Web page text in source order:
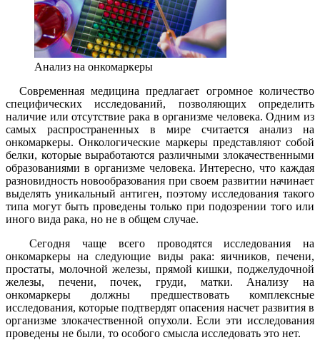
Анализ на онкомаркеры
Современная медицина предлагает огромное количество
специфических исследований, позволяющих определить
наличие или отсутствие рака в организме человека. Одним из
самых распространенных в мире считается анализ на
онкомаркеры. Онкологические маркеры представляют собой
белки, которые выработаются различными злокачественными
образованиями в организме человека. Интересно, что каждая
разновидность новообразования при своем развитии начинает
выделять уникальный антиген, поэтому исследования такого
типа могут быть проведены только при подозрении того или
иного вида рака, но не в общем случае.
Сегодня чаще всего проводятся исследования на
онкомаркеры на следующие виды рака: яичников, печени,
простаты, молочной железы, прямой кишки, поджелудочной
железы, печени, почек, груди, матки. Анализу на
онкомаркеры должны предшествовать комплексные
исследования, которые подтвердят опасения насчет развития в
организме злокачественной опухоли. Если эти исследования
проведены не были, то особого смысла исследовать это нет.